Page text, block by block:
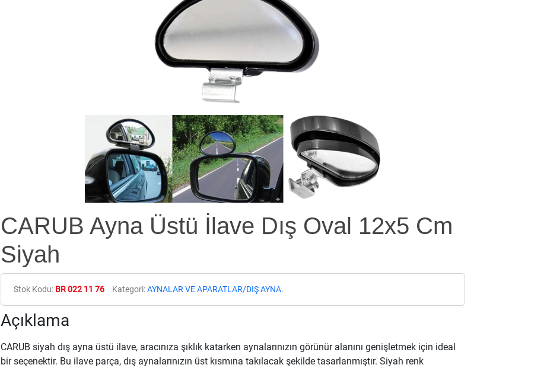
CARUB Ayna Üstü İlave Dış Oval 12x5 Cm
Siyah
Stok Kodu: BR 022 11 76 Kategori:AYNALAR VE APARATLAR/DIŞ AYNA.
Açıklama
CARUB siyah dış ayna üstü ilave, aracınıza şıklık katarken aynalarınızın görünür alanını genişletmek için ideal
bir seçenektir. Bu ilave parça, dış aynalarınızın üst kısmına takılacak şekilde tasarlanmıştır. Siyah renk